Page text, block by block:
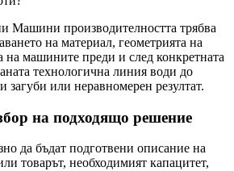
Машини производителността трябва
на материал, геометрията на
на машините преди и след конкретната
технологична линия води до
загуби или неравномерен резултат.
на подходящо решение
да бъдат подготвени описание на
товарът, необходимият капацитет,